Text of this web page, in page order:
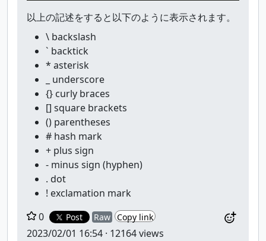
以上の記述をすると以下のように表示されます。
\ backslash
` backtick
* asterisk
_ underscore
{} curly braces
[] square brackets
() parentheses
# hash mark
+ plus sign
- minus sign (hyphen)
. dot
! exclamation mark
0
Post Raw Copy link
2023/02/01 16:54 · 12164 views